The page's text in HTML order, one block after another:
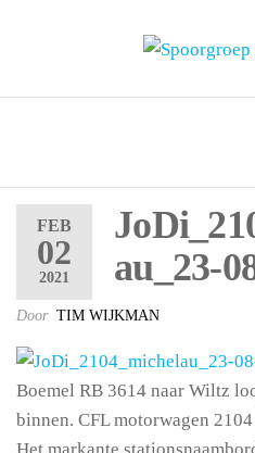
FEB
02
2021
au_23-
Door TIM WIJKMAN
Boemel RB 3614 naar Wiltz
binnen. CFL motorwagen